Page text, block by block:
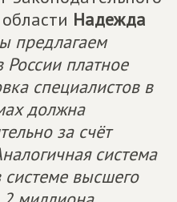
Надежда
предлагаем
платное
специалистов в
должна
за счёт
система
системе высшего